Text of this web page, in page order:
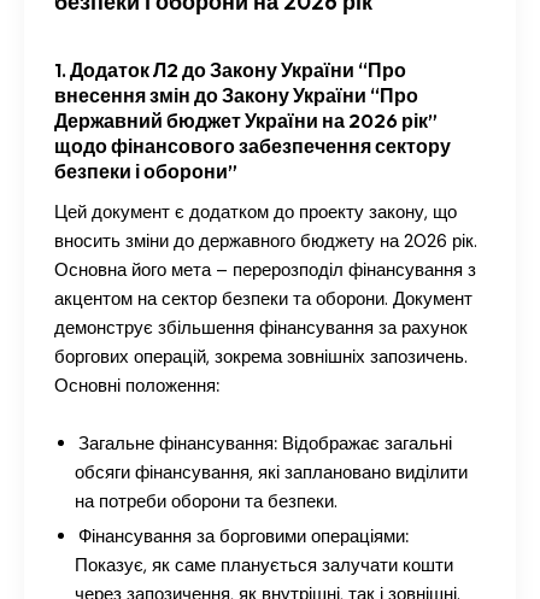
1. Додаток Л2 до Закону України “Про
внесення змін до Закону України “Про
Державний бюджет України на 2026 рік”
щодо фінансового забезпечення сектору
безпеки і оборони”
Цей документ є додатком до проекту закону, що
вносить зміни до державного бюджету на 2026 рік.
Основна його мета – перерозподіл фінансування з
акцентом на сектор безпеки та оборони. Документ
демонструє збільшення фінансування за рахунок
боргових операцій, зокрема зовнішніх запозичень.
Основні положення:
Загальне фінансування: Відображає загальні
обсяги фінансування, які заплановано виділити
на потреби оборони та безпеки.
Фінансування за борговими операціями:
Показує, як саме планується залучати кошти